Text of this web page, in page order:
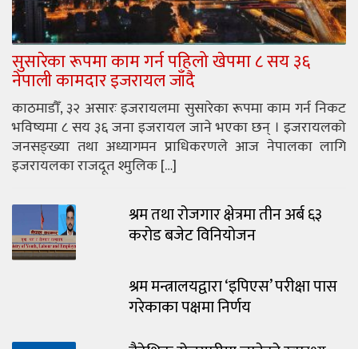
सुसारेका रूपमा काम गर्न पहिलो खेपमा ८ सय ३६
नेपाली कामदार इजरायल जाँदै
काठमाडौँ, ३२ असारः इजरायलमा सुसारेका रूपमा काम गर्न निकट
भविष्यमा ८ सय ३६ जना इजरायल जाने भएका छन् । इजरायलको
जनसङ्ख्या तथा अध्यागमन प्राधिकरणले आज नेपालका लागि
इजरायलका राजदूत श्मुलिक […]
श्रम तथा रोजगार क्षेत्रमा तीन अर्ब ६३
करोड बजेट विनियोजन
श्रम मन्त्रालयद्वारा ‘इपिएस’ परीक्षा पास
गरेकाका पक्षमा निर्णय